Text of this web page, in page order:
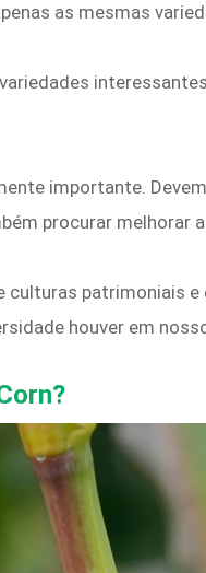
as mesmas
importante.
procurar melhorar
culturas patrimoniais
houver em